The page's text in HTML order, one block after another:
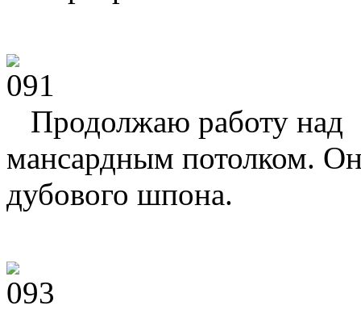
Продолжаю работу над
мансардным потолком.
дубового шпона.